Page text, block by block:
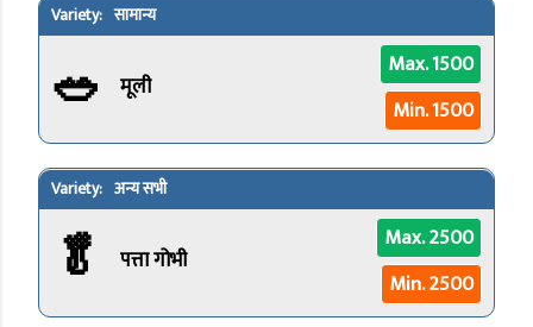
सामान्य
🥗 मूली
Max. 1500
Min. 1500
अन्य सभी
🥬 पत्ता गोभी
Max. 2500
Min. 2500